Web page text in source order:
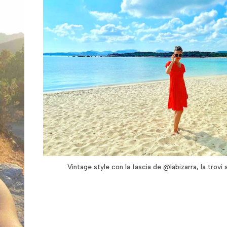
Vintage style con la fascia de @labizarra, la trovi